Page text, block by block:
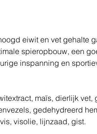
eiwit en vet gehalte
spieropbouw, een
inspanning en
maïs, dierlijk
gedehydreerd
visolie, lijnzaad, gist.